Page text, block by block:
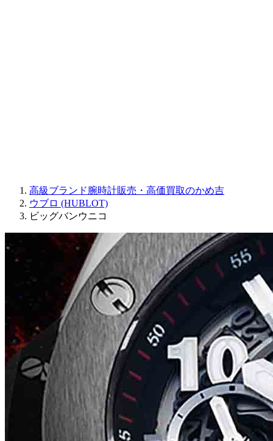
高級ブランド腕時計販売・高価買取のかめ吉
ウブロ (HUBLOT)
ビッグバンウニコ